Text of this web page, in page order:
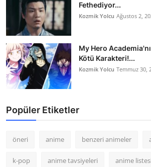
Fethediyor...
Kozmik Yolcu Ağustos 2,
My Hero
Kötü Karakteri!...
Kozmik Yolcu Temmuz 30,
Popüler Etiketler
öneri anime benzeri animeler
k-pop anime tavsiyeleri anime listesi